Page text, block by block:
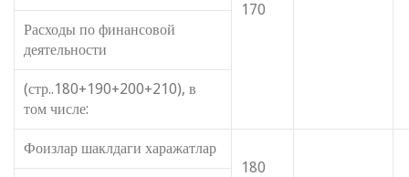
170
Расходы по финансовой
деятельности
(стр..180+190+200+210), в
том числе:
Фоизлар шаклдаги харажатлар
180